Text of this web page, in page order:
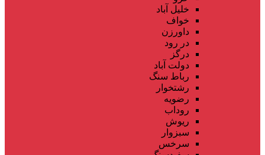
خلیل آباد
خواف
داورزن
در رود
درگز
دولت آباد
رباط سنگ
رشتخوار
رضویه
روداب
ریوش
سبزوار
سرخس